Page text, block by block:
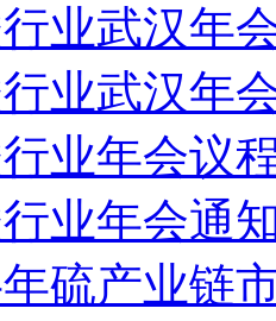
行业武汉年
行业武汉年
行业年会议
行业年会通
年硫产业链